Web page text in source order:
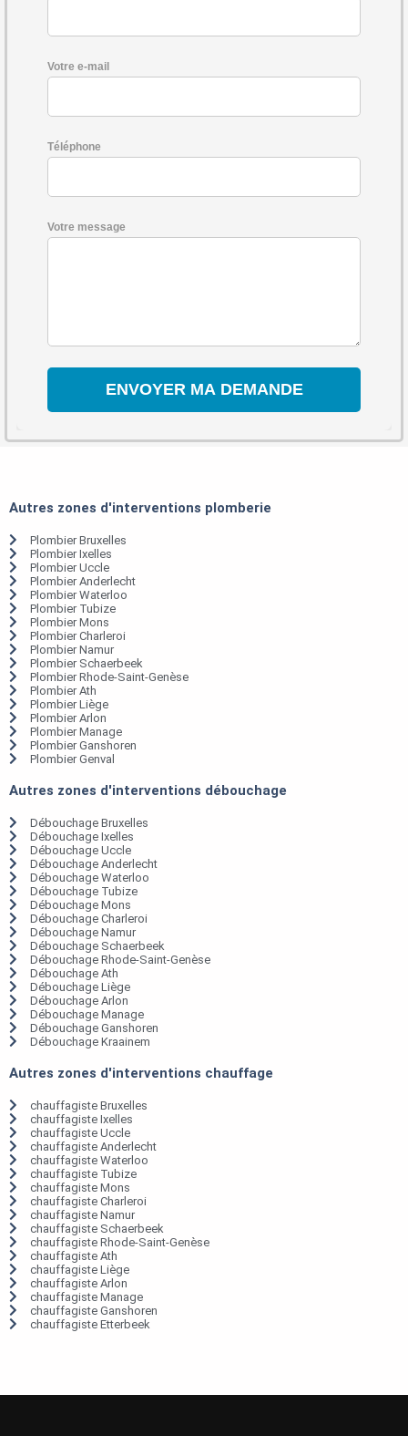
Votre e-mail
Téléphone
Votre message
Autres zones d'interventions plomberie
Plombier Bruxelles
Plombier Ixelles
Plombier Uccle
Plombier Anderlecht
Plombier Waterloo
Plombier Tubize
Plombier Mons
Plombier Charleroi
Plombier Namur
Plombier Schaerbeek
Plombier Rhode-Saint-Genèse
Plombier Ath
Plombier Liège
Plombier Arlon
Plombier Manage
Plombier Ganshoren
Plombier Genval
Autres zones d'interventions débouchage
Débouchage Bruxelles
Débouchage Ixelles
Débouchage Uccle
Débouchage Anderlecht
Débouchage Waterloo
Débouchage Tubize
Débouchage Mons
Débouchage Charleroi
Débouchage Namur
Débouchage Schaerbeek
Débouchage Rhode-Saint-Genèse
Débouchage Ath
Débouchage Liège
Débouchage Arlon
Débouchage Manage
Débouchage Ganshoren
Débouchage Kraainem
Autres zones d'interventions chauffage
chauffagiste Bruxelles
chauffagiste Ixelles
chauffagiste Uccle
chauffagiste Anderlecht
chauffagiste Waterloo
chauffagiste Tubize
chauffagiste Mons
chauffagiste Charleroi
chauffagiste Namur
chauffagiste Schaerbeek
chauffagiste Rhode-Saint-Genèse
chauffagiste Ath
chauffagiste Liège
chauffagiste Arlon
chauffagiste Manage
chauffagiste Ganshoren
chauffagiste Etterbeek